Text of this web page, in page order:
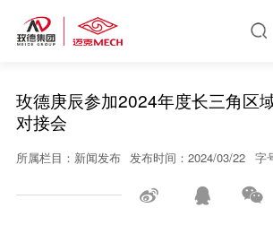
玫德庚辰参加2024年度长三角区
对接会
所属栏目：新闻发布 发布时间：2024/03/22 字
  